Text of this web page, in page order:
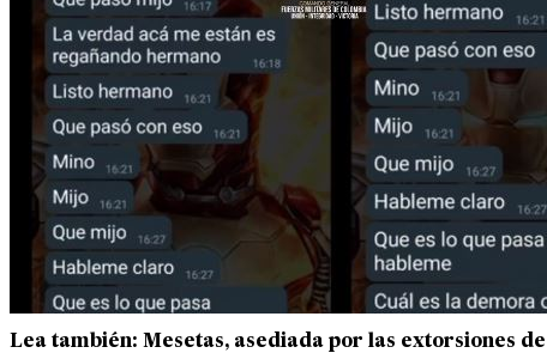
Lea también: Mesetas, asediada por las extorsiones